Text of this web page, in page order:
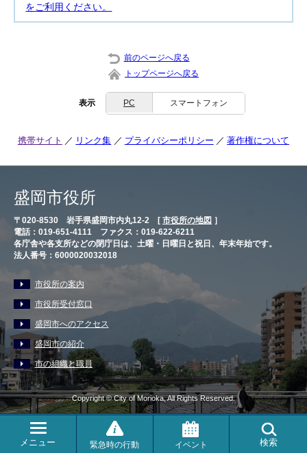
をご利用ください。
前のページへ戻る
トップページへ戻る
表示 PC スマートフォン
メニュー 緊急時の行動 イベント 検索
携帯サイト リンク集 プライバシーポリシー 著作権について
盛岡市役所
〒020-8530 岩手県盛岡市内丸12-2 [ 市役所の地図 ］
電話：019-651-4111 ファクス：019-622-6211
各庁舎や各支所などの閉庁日は、土曜・日曜日と祝日、年末年始です。
法人番号：6000020032018
市役所の案内
市役所受付窓口
盛岡市へのアクセス
盛岡市の紹介
市の組織と職員
Copyright © City of Morioka, All Rights Reserved.